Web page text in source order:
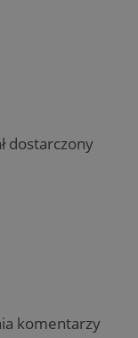
dostarczony
komentarzy